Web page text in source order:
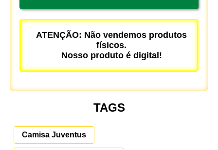
ATENÇÃO: Não vendemos produtos
físicos.
Nosso produto é digital!
TAGS
Camisa Juventus